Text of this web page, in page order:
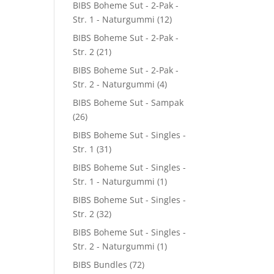
BIBS Boheme Sut - 2-Pak -
Str. 1 - Naturgummi (12)
BIBS Boheme Sut - 2-Pak -
Str. 2 (21)
BIBS Boheme Sut - 2-Pak -
Str. 2 - Naturgummi (4)
BIBS Boheme Sut - Sampak
(26)
BIBS Boheme Sut - Singles -
Str. 1 (31)
BIBS Boheme Sut - Singles -
Str. 1 - Naturgummi (1)
BIBS Boheme Sut - Singles -
Str. 2 (32)
BIBS Boheme Sut - Singles -
Str. 2 - Naturgummi (1)
BIBS Bundles (72)